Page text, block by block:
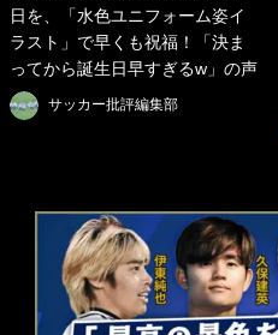
日を、「水色ユニフォーム姿イ
ラスト」で早くも祝福！「決ま
ってから誕生日早すぎるw」の声
サッカー批評編集部